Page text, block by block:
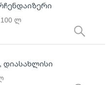
ლ
დიასახლისი